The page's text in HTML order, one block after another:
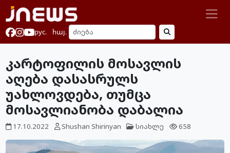
рус. հայ.
კარტოფილის მოსავლის
აღება დასასრულს
უახლოვდება, თუმცა
მოსავლიანობა დაბალია
17.10.2022 Shushan Shirinyan სიახლე 658